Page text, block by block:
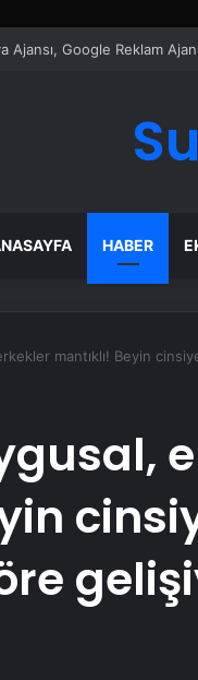
İle Akıllı Dijital
HABER
mantıklı! Beyin